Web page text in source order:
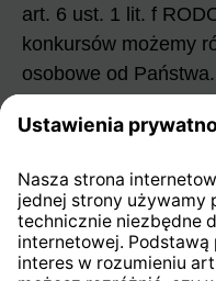
art. 6 ust. 1 lit. f
konkursów możemy
osobowe od
umowy”). Dane te są
zawrzeć z Państwem
wykonywania
dotyczą, mogą